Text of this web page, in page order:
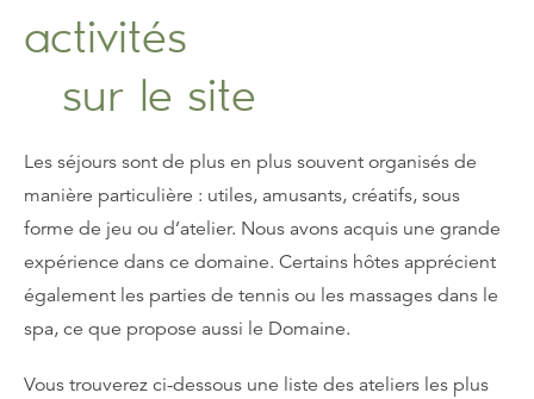
activités
sur le site
Les séjours sont de plus en plus souvent organisés de
manière particulière : utiles, amusants, créatifs, sous
forme de jeu ou d’atelier. Nous avons acquis une grande
expérience dans ce domaine. Certains hôtes apprécient
également les parties de tennis ou les massages dans le
spa, ce que propose aussi le Domaine.
Vous trouverez ci-dessous une liste des ateliers les plus